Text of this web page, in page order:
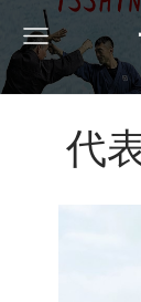
代